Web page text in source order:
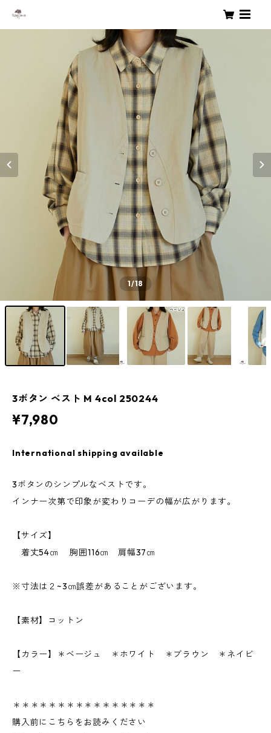
1/18
3ボタン ベスト M 4col 250244
¥7,980
International shipping available
3ボタンのシンプルなベストです。
インナー次第で印象が変わりコーデの幅が広がります。
【サイズ】
着丈54㎝ 胸囲116㎝ 肩幅37㎝
※寸法は２~3㎝誤差があることがございます。
【素材】コットン
【カラー】＊ベージュ ＊ホワイト ＊ブラウン ＊ネイビ
ー
＊＊＊＊＊＊＊＊＊＊＊＊＊＊＊＊
購入前にこちらをお読みください